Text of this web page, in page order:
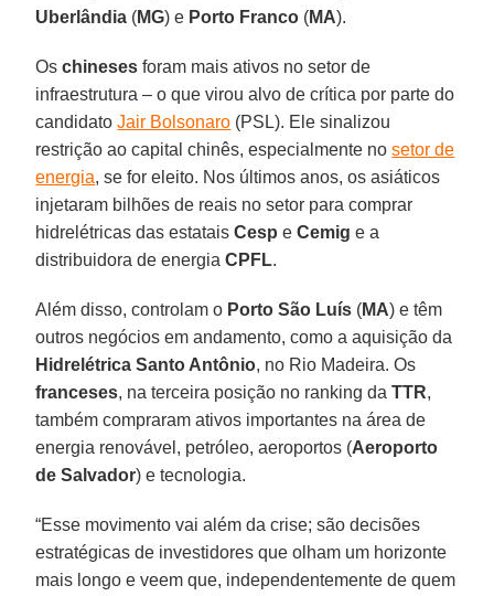
Uberlândia (MG) e Porto Franco (MA).
Oschineses foram mais ativos no setor de
infraestrutura – o que virou alvo de crítica por parte do
candidatoJair Bolsonaro (PSL). Ele sinalizou
restrição ao capital chinês, especialmente nosetor de
energia, se for eleito. Nos últimos anos, os asiáticos
injetaram bilhões de reais no setor para comprar
hidrelétricas das estataisCesp eCemig e a
distribuidora de energiaCPFL.
Além disso, controlam o Porto São Luís (MA) e têm
outros negócios em andamento, como a aquisição da
Hidrelétrica Santo Antônio, no Rio Madeira. Os
franceses, na terceira posição no ranking daTTR,
também compraram ativos importantes na área de
energia renovável, petróleo, aeroportos (Aeroporto
de Salvador) e tecnologia.
“Esse movimento vai além da crise; são decisões
estratégicas de investidores que olham um horizonte
mais longo e veem que, independentemente de quem